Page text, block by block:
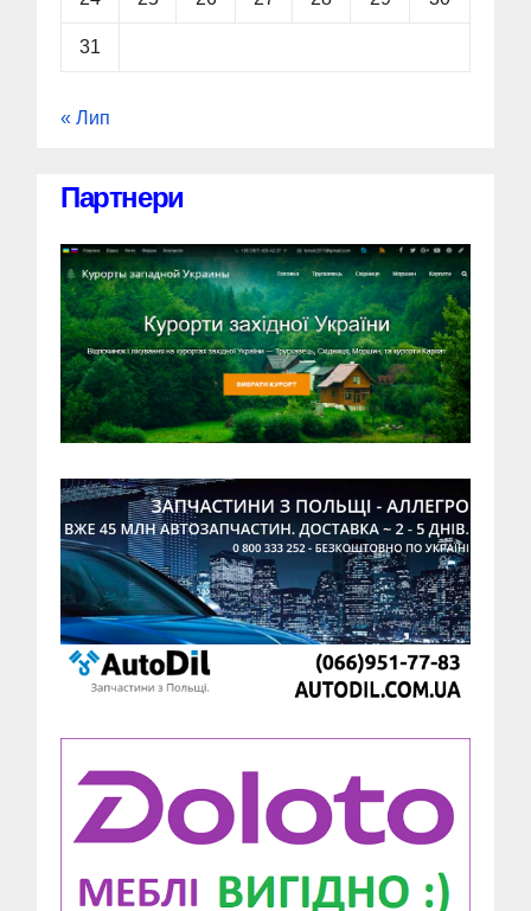
31
« Лип
Партнери